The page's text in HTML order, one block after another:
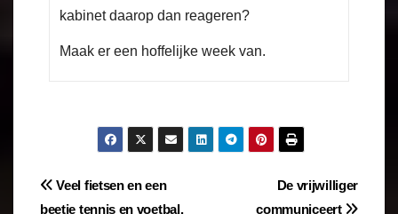
kabinet daarop dan reageren?
Maak er een hoffelijke week van.
De vrijwilliger
communiceert
Veel fietsen en een
beetje tennis en voetbal.